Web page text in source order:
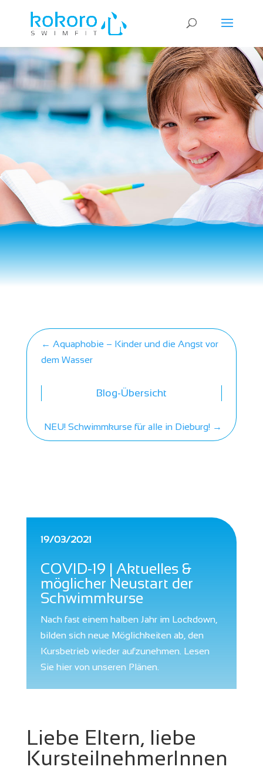
← Aquaphobie – Kinder und die Angst vor
dem Wasser
Blog-Übersicht
NEU! Schwimmkurse für alle in Dieburg! →
19/03/2021
COVID-19 | Aktuelles &
möglicher Neustart der
Schwimmkurse
Nach fast einem halben Jahr im Lockdown,
bilden sich neue Möglichkeiten ab, den
Kursbetrieb wieder aufzunehmen. Lesen
Sie hier von unseren Plänen.
Liebe Eltern, liebe
KursteilnehmerInnen